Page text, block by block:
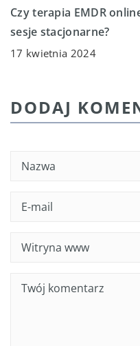
Czy terapia EMDR
sesje stacjonarne?
17 kwietnia 2024
DODAJ